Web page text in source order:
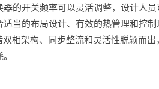
器的开关频率可以灵活调整，设计人
当的布局设计、有效的热管理和控
双相架构、同步整流和灵活性脱颖而